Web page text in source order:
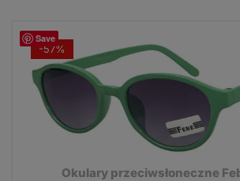
Save
-57%
Okulary przeciwsłoneczne